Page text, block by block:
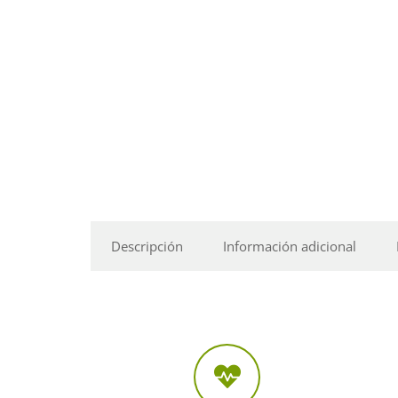
Descripción Información adicional